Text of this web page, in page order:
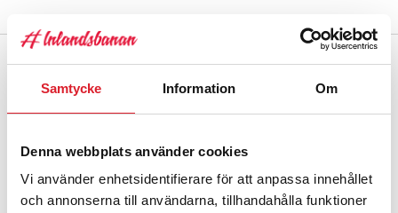
Samtycke Information Om
Denna webbplats använder cookies
Vi använder enhetsidentifierare för att anpassa innehållet
och annonserna till användarna, tillhandahålla funktioner